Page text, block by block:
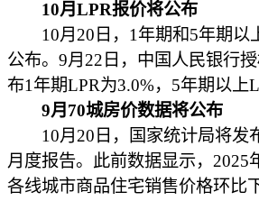
10月LPR报价将公布
10月20日，1年期和5年期以
公布。9月22日，中国人民银行
布1年期LPR为3.0%，5年期以上
9月70城房价数据将公布
10月20日，国家统计局将发
月度报告。此前数据显示，2025
各线城市商品住宅销售价格环比